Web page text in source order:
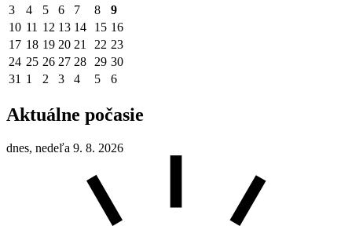
3
4 5 6 7 8
9
10 11 12 13 14 15 16
17 18 19 20 21 22 23
24 25 26 27 28 29 30
31 1 2 3 4 5 6
Aktuálne počasie
dnes, nedeľa 9. 8. 2026